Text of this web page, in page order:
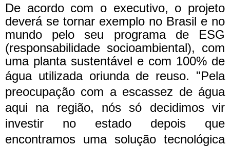
De acordo com o executivo, o projeto
deverá se tornar exemplo no Brasil e no
mundo pelo seu programa de ESG
(responsabilidade socioambiental), com
uma planta sustentável e com 100% de
água utilizada oriunda de reuso. "Pela
preocupação com a escassez de água
aqui na região, nós só decidimos vir
investir no estado depois que
encontramos uma solução tecnológica